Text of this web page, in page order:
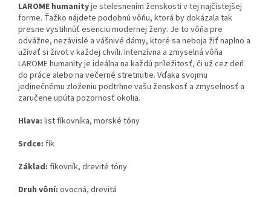
LAROME humanityje stelesnením ženskosti v tej najčistejšej
forme. Ťažko nájdete podobnú vôňu, ktorá by dokázala tak
presne vystihnúť esenciu modernej ženy. Je to vôňa pre
odvážne, nezávislé a vášnivé dámy, ktoré sa neboja žiť naplno a
užívať si život v každej chvíli. Intenzívna a zmyselná vôňa
LAROME humanity je ideálna na každú príležitosť, či už cez deň
do práce alebo na večerné stretnutie. Vďaka svojmu
jedinečnému zloženiu podtrhne vašu ženskosť a zmyselnosť a
zaručene upúta pozornosť okolia.
Hlava: list fíkovníka, morské tóny
Srdce: fík
Základ: fíkovník, drevité tóny
Druh vôní: ovocná, drevitá